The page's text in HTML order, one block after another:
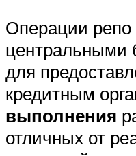
Операции репо
центральными
для
кредитным
выполнения
отличных от